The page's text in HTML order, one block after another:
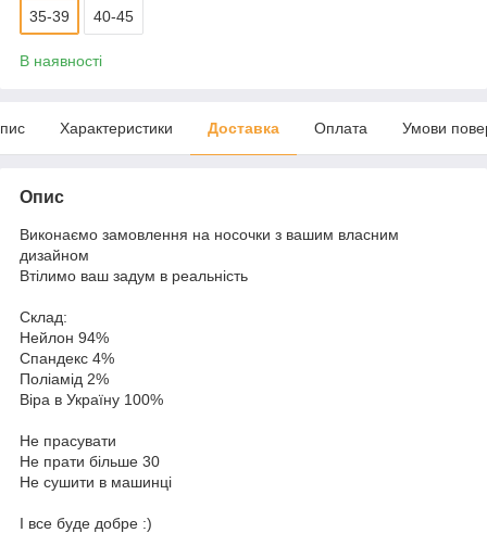
35-39 40-45
В наявності
Характеристики Доставка Оплата Умови
Опис
Виконаємо замовлення на носочки з вашим власним
дизайном
Втілимо ваш задум в реальність
Склад:
Нейлон 94%
Спандекс 4%
Поліамід 2%
Віра в Україну 100%
Не прасувати
Не прати більше 30
Не сушити в машинці
І все буде добре :)